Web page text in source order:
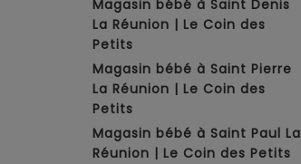
Magasin bébé à Saint Denis
La Réunion | Le Coin des
Petits
Magasin bébé à Saint Pierre
La Réunion | Le Coin des
Petits
Magasin bébé à Saint Paul La
Réunion | Le Coin des Petits